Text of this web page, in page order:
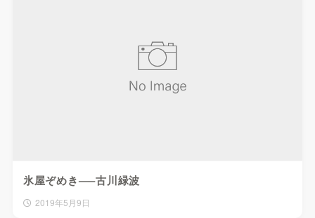
氷屋ぞめき—–古川緑波
2019年5月9日